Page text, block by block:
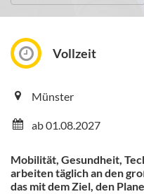
Vollzeit
Münster
ab 01.08.2027
Mobilität, Gesundheit,
arbeiten täglich an den
das mit dem Ziel, den